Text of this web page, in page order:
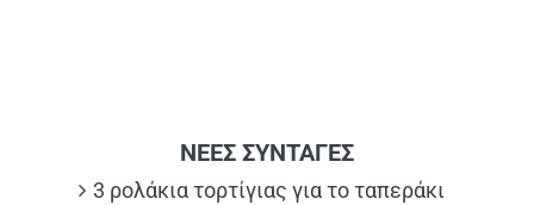
ΝΕΕΣ ΣΥΝΤΑΓΕΣ
3 ρολάκια τορτίγιας για το ταπεράκι